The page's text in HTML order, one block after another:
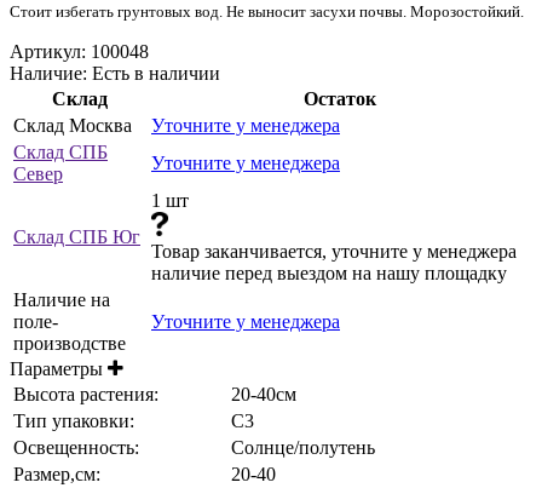
Стоит избегать грунтовых вод. Не выносит засухи почвы. Морозостойкий.
Артикул: 100048
Наличие: Есть в наличии
Склад
Остаток
Склад Москва
Уточните у менеджера
Склад СПБ
Север
Уточните у менеджера
Склад СПБ Юг
1 шт
Товар заканчивается, уточните у менеджера
наличие перед выездом на нашу площадку
Наличие на
поле-
производстве
Уточните у менеджера
Параметры
Высота растения:
20-40см
Тип упаковки:
С3
Освещенность:
Солнце/полутень
Размер,см:
20-40